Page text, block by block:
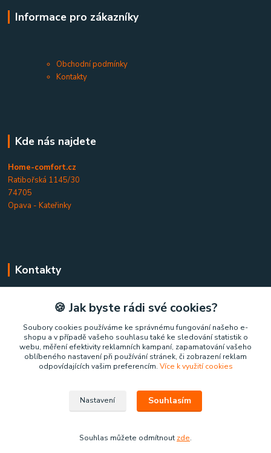
Informace pro zákazníky
Obchodní podmínky
Kontakty
Kde nás najdete
Home-comfort.cz
Ratibořská 1145/30
74705
Opava - Kateřinky
Kontakty
+420 777 852 326
(Po-Pá, 9-17 hod.)
home-comfort@home-comfort.cz
🍪 Jak byste rádi své cookies?
Soubory cookies používáme ke správnému fungování našeho e-
shopu a v případě vašeho souhlasu také ke sledování statistik o
webu, měření efektivity reklamních kampaní, zapamatování vašeho
oblíbeného nastavení při používání stránek, či zobrazení reklam
odpovídajících vašim preferencím. Více k využití cookies
Nastavení Souhlasím
Souhlas můžete odmítnout zde.